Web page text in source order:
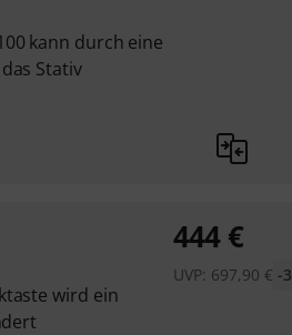
kann durch eine
Stativ
wird ein
444 €
UVP: 697,90 € -